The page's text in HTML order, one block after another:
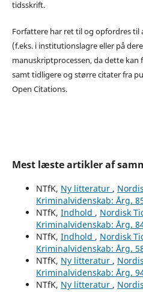
tidsskrift.
Forfattere har ret til og opfordres
(f.eks. i institutionslagre eller på
manuskriptprocessen, da dette
samt tidligere og større citater fra
Open Citations.
Mest læste artikler af
NTfK, Ny litteratur ,
Kriminalvidenskab: Årg.
NTfK, Indhold , Nordisk
Kriminalvidenskab: Årg.
NTfK, Indhold , Nordisk
Kriminalvidenskab: Årg.
NTfK, Ny litteratur ,
Kriminalvidenskab: Årg.
NTfK, Ny litteratur ,